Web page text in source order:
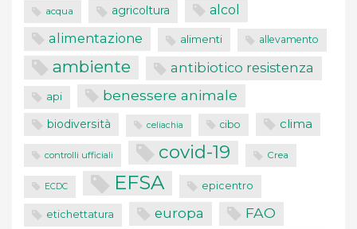
acqua agricoltura alcol
alimentazione alimenti allevamento
ambiente antibiotico resistenza
api benessere animale
biodiversità celiachia cibo clima
controlli ufficiali covid-19 Crea
ECDC EFSA epicentro
etichettatura europa FAO